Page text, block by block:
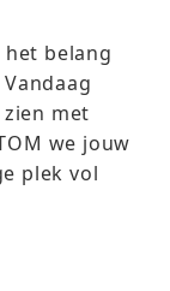
belang
met
we jouw
plek vol